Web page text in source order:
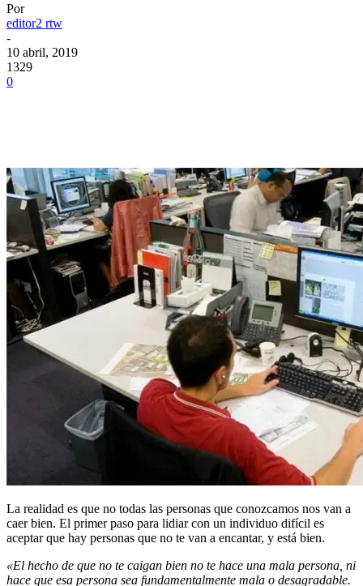
Por
editor2 rtw
-
10 abril, 2019
1329
0
La realidad es que no todas las personas que conozcamos nos van a
caer bien. El primer paso para lidiar con un individuo difícil es
aceptar que hay personas que no te van a encantar, y está bien.
«El hecho de que no te caigan bien no te hace una mala persona, ni
hace que esa persona sea fundamentalmente mala o desagradable.